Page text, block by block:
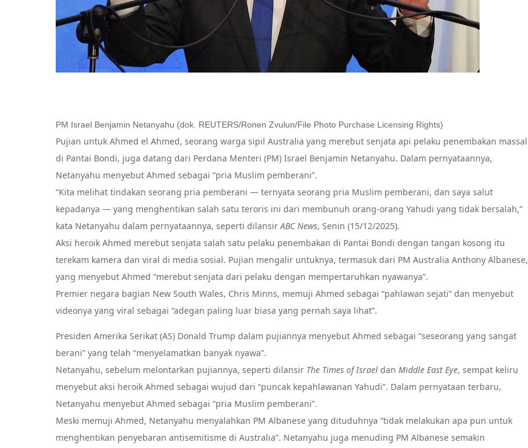
PM Israel Benjamin Netanyahu (dok. REUTERS/Ronen Zvulun/File Photo Purchase Licensing Rights)
Pujian untuk Ahmed el Ahmed, seorang warga sipil Australia yang merebut senjata api pelaku penembakan massal
di Pantai Bondi, juga datang dari Perdana Menteri (PM) Israel Benjamin Netanyahu. Dalam pernyataannya,
Netanyahu menyebut Ahmed sebagai “pria Muslim pemberani”.
“Kita melihat tindakan seorang pria pemberani — ternyata seorang pria Muslim pemberani, dan saya salut
kepadanya — yang menghentikan salah satu teroris ini dari membunuh orang-orang Yahudi yang tidak bersalah,”
kata Netanyahu dalam pernyataannya, seperti dilansirABC News, Senin (15/12/2025).
Aksi heroik Ahmed merebut senjata salah satu pelaku penembakan di Pantai Bondi dengan tangan kosong itu
terekam kamera dan viral di media sosial. Pujian mengalir untuknya, termasuk dari PM Australia Anthony Albanese,
yang menyebut Ahmed “merebut senjata dari pelaku dengan mempertaruhkan nyawanya”.
Premier negara bagian New South Wales, Chris Minns, memuji Ahmed sebagai “pahlawan sejati” dan menyebut
videonya yang viral sebagai “adegan paling luar biasa yang pernah saya lihat”.
Presiden Amerika Serikat (AS) Donald Trump dalam pujiannya menyebut Ahmed sebagai “seseorang yang sangat
berani” yang telah “menyelamatkan banyak nyawa”.
Netanyahu, sebelum melontarkan pujiannya, seperti dilansir The Times of Israel dan Middle East Eye, sempat keliru
menyebut aksi heroik Ahmed sebagai wujud dari “puncak kepahlawanan Yahudi”. Dalam pernyataan terbaru,
Netanyahu menyebut Ahmed sebagai “pria Muslim pemberani”.
Meski memuji Ahmed, Netanyahu menyalahkan PM Albanese yang dituduhnya “tidak melakukan apa pun untuk
menghentikan penyebaran antisemitisme di Australia”. Netanyahu juga menuding PM Albanese semakin